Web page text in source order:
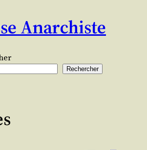
Anarchiste
Rechercher